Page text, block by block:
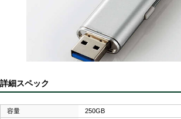
詳細スペック
容量
250GB